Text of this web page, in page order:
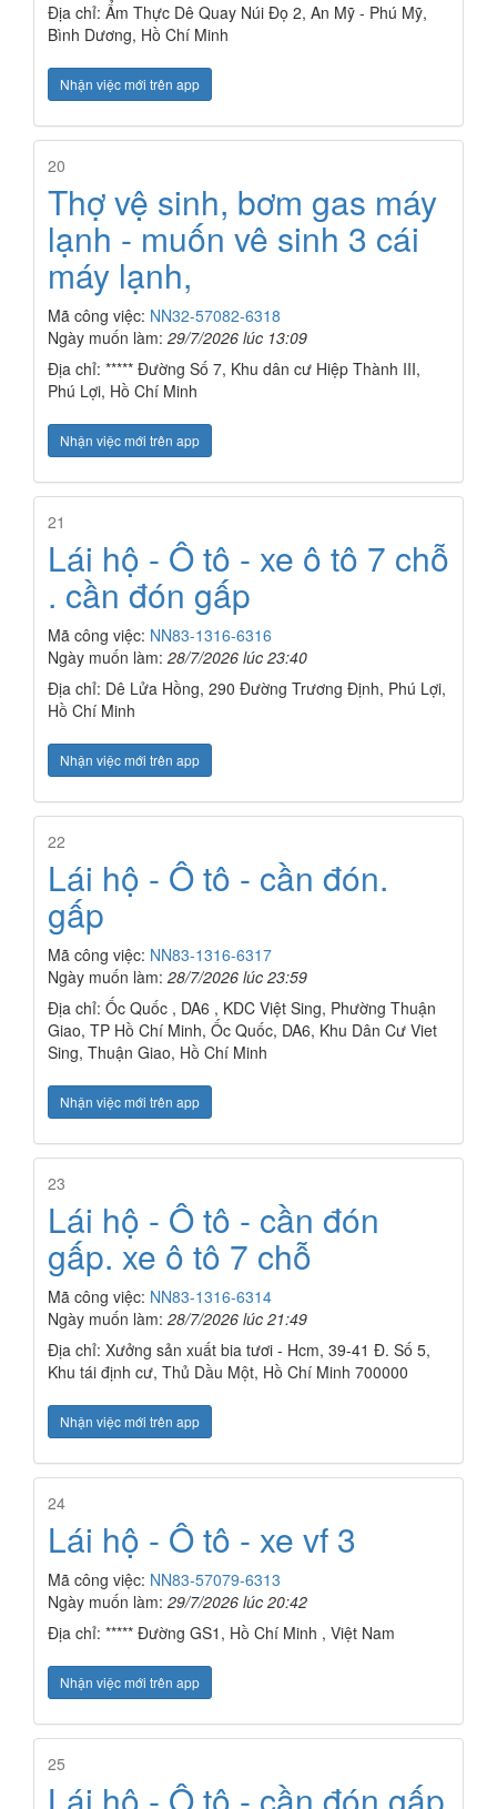
Địa chỉ: Ẩm Thực Dê Quay Núi Đọ 2, An Mỹ - Phú Mỹ,
Bình Dương, Hồ Chí Minh
Nhận việc mới trên app
20
Thợ vệ sinh, bơm gas máy
lạnh - muốn vê sinh 3 cái
máy lạnh,
Mã công việc: NN32-57082-6318
Ngày muốn làm: 29/7/2026 lúc 13:09
Địa chỉ: ***** Đường Số 7, Khu dân cư Hiệp Thành III,
Phú Lợi, Hồ Chí Minh
Nhận việc mới trên app
21
Lái hộ - Ô tô - xe ô tô 7 chỗ
. cần đón gấp
Mã công việc: NN83-1316-6316
Ngày muốn làm: 28/7/2026 lúc 23:40
Địa chỉ: Dê Lửa Hồng, 290 Đường Trương Định, Phú Lợi,
Hồ Chí Minh
Nhận việc mới trên app
22
Lái hộ - Ô tô - cần đón.
gấp
Mã công việc: NN83-1316-6317
Ngày muốn làm: 28/7/2026 lúc 23:59
Địa chỉ: Ốc Quốc , DA6 , KDC Việt Sing, Phường Thuận
Giao, TP Hồ Chí Minh, Ốc Quốc, DA6, Khu Dân Cư Viet
Sing, Thuận Giao, Hồ Chí Minh
Nhận việc mới trên app
23
Lái hộ - Ô tô - cần đón
gấp. xe ô tô 7 chỗ
Mã công việc: NN83-1316-6314
Ngày muốn làm: 28/7/2026 lúc 21:49
Địa chỉ: Xưởng sản xuất bia tươi - Hcm, 39-41 Đ. Số 5,
Khu tái định cư, Thủ Dầu Một, Hồ Chí Minh 700000
Nhận việc mới trên app
24
Lái hộ - Ô tô - xe vf 3
Mã công việc: NN83-57079-6313
Ngày muốn làm: 29/7/2026 lúc 20:42
Địa chỉ: ***** Đường GS1, Hồ Chí Minh , Việt Nam
Nhận việc mới trên app
25